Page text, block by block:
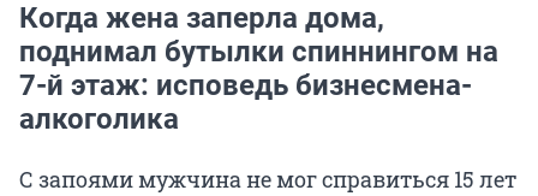
Когда жена заперла дома,
поднимал бутылки спиннингом на
7-й этаж: исповедь бизнесмена-
алкоголика
С запоями мужчина не мог справиться 15 лет